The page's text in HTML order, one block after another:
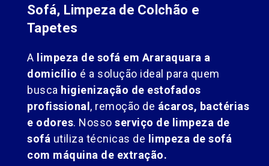
Sofá, Limpeza de Colchão e
Tapetes
A limpeza de sofá em Araraquara a
domicílio é a solução ideal para quem
busca higienização de estofados
profissional, remoção de ácaros, bactérias
e odores. Nosso serviço de limpeza de
sofá utiliza técnicas de limpeza de sofá
com máquina de extração.